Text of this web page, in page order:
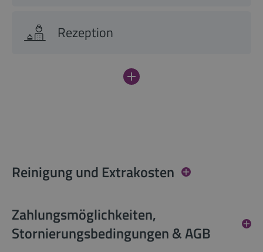
Rezeption
Reinigung und Extrakosten
Zahlungsmöglichkeiten,
Stornierungsbedingungen & AGB